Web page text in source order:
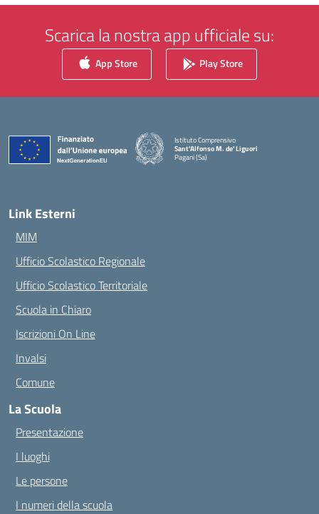
Scarica la nostra app ufficiale su:
App Store Play Store
Istituto Comprensivo
Sant'Alfonso M. de' Liguori
Pagani (Sa)
— Visita la pagina iniziale della scuola
Link Esterni
MIM
Ufficio Scolastico Regionale
Ufficio Scolastico Territoriale
Scuola in Chiaro
Iscrizioni On Line
Invalsi
Comune
La Scuola
Presentazione
I luoghi
Le persone
I numeri della scuola